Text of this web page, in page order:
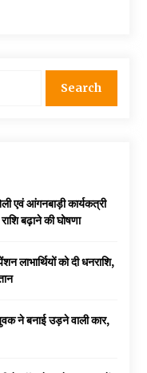
एवं आंगनबाड़ी कार्यकत्री
बढ़ाने की घोषणा
को दी धनराशि, ₹
ने बनाई उड़ने वाली कार,